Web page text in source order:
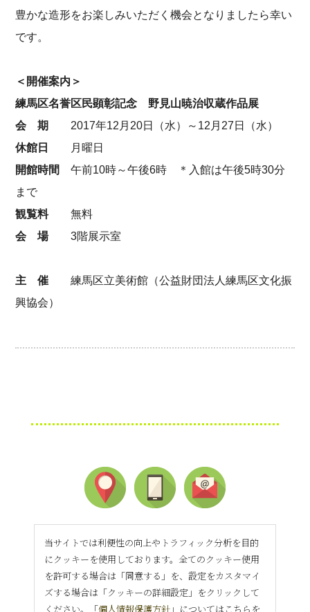
豊かな造形をお楽しみいただく機会となりましたら幸い
です。
＜開催案内＞
練馬区名誉区民顕彰記念 野見山暁治収蔵作品展
会 期
2017年12月20日（水）～12月27日（水）
休館日
月曜日
開館時間
午前10時～午後6時 ＊入館は午後5時30分
まで
観覧料無料
会 場3階展示室
主 催練馬区立美術館（公益財団法人練馬区文化振
興協会）
当サイトでは利便性の向上やトラフィック分析を目的
にクッキーを使用しております。全てのクッキー使用
を許可する場合は「同意する」を、設定をカスタマイ
ズする場合は「クッキーの詳細設定」をクリックして
ください。「個人情報保護方針 」についてはこちらを